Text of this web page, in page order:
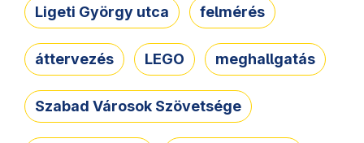
Ligeti György utca felmérés
áttervezés LEGO meghallgatás
Szabad Városok Szövetsége